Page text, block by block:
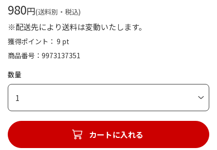
980円(送料別・税込)
※配送先により送料は変動いたします。
獲得ポイント： 9 pt
商品番号
9973137351
数量
1
カートに入れる